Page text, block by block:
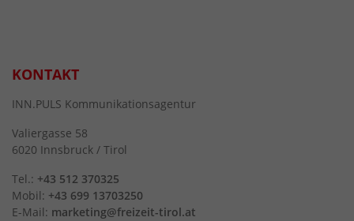
KONTAKT
INN.PULS Kommunikationsagentur
Valiergasse 58
6020 Innsbruck / Tirol
Tel.: +43 512 370325
Mobil: +43 699 13703250
E-Mail: marketing@freizeit-tirol.at